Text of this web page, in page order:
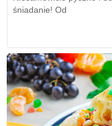
śniadanie! Od